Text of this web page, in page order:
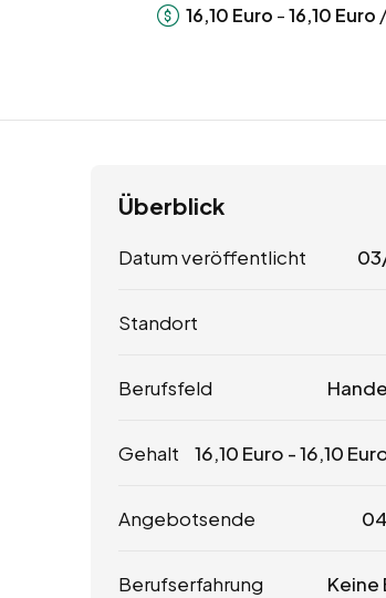
16,10 Euro -16,10 Euro
Überblick
Datum veröffentlicht
Standort
Berufsfeld
Gehalt 16,10 Euro -16,10
Angebotsende
Berufserfahrung Keine